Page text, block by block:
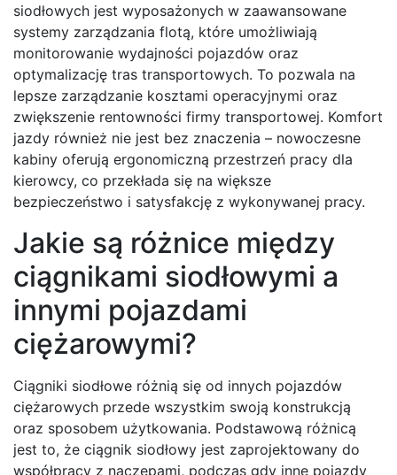
siodłowych jest wyposażonych w zaawansowane
systemy zarządzania flotą, które umożliwiają
monitorowanie wydajności pojazdów oraz
optymalizację tras transportowych. To pozwala na
lepsze zarządzanie kosztami operacyjnymi oraz
zwiększenie rentowności firmy transportowej. Komfort
jazdy również nie jest bez znaczenia – nowoczesne
kabiny oferują ergonomiczną przestrzeń pracy dla
kierowcy, co przekłada się na większe
bezpieczeństwo i satysfakcję z wykonywanej pracy.
Jakie są różnice między
ciągnikami siodłowymi a
innymi pojazdami
ciężarowymi?
Ciągniki siodłowe różnią się od innych pojazdów
ciężarowych przede wszystkim swoją konstrukcją
oraz sposobem użytkowania. Podstawową różnicą
jest to, że ciągnik siodłowy jest zaprojektowany do
współpracy z naczepami, podczas gdy inne pojazdy